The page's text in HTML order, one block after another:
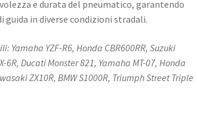
e durata del pneumatico, garantendo
guida in diverse condizioni stradali.
YZF-R6, Honda CBR600RR, Suzuki
6R, Ducati Monster 821, Yamaha MT-07, Honda
ZX10R, BMW S1000R, Triumph Street Triple